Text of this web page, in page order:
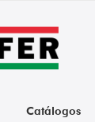
Catálogos